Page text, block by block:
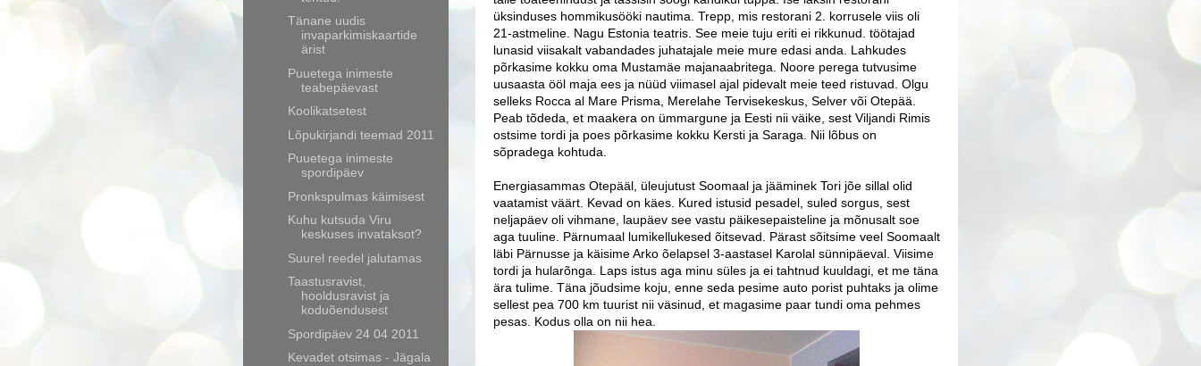
üksinduses hommikusööki nautima. Trepp, mis restorani 2. korrusele viis oli
21-astmeline. Nagu Estonia teatris. See meie tuju eriti ei rikkunud. töötajad
lunasid viisakalt vabandades juhatajale meie mure edasi anda. Lahkudes
põrkasime kokku oma Mustamäe majanaabritega. Noore perega tutvusime
uusaasta ööl maja ees ja nüüd viimasel ajal pidevalt meie teed ristuvad. Olgu
selleks Rocca al Mare Prisma, Merelahe Tervisekeskus, Selver või Otepää.
Peab tõdeda, et maakera on ümmargune ja Eesti nii väike, sest Viljandi Rimis
ostsime tordi ja poes põrkasime kokku Kersti ja Saraga. Nii lõbus on
sõpradega kohtuda.
Energiasammas Otepääl, üleujutust Soomaal ja jääminek Tori jõe sillal olid
vaatamist väärt. Kevad on käes. Kured istusid pesadel, suled sorgus, sest
neljapäev oli vihmane, laupäev see vastu päikesepaisteline ja mõnusalt soe
aga tuuline. Pärnumaal lumikellukesed õitsevad. Pärast sõitsime veel Soomaalt
läbi Pärnusse ja käisime Arko õelapsel 3-aastasel Karolal sünnipäeval. Viisime
tordi ja hularõnga. Laps istus aga minu süles ja ei tahtnud kuuldagi, et me täna
ära tulime. Täna jõudsime koju, enne seda pesime auto porist puhtaks ja olime
sellest pea 700 km tuurist nii väsinud, et magasime paar tundi oma pehmes
pesas. Kodus olla on nii hea.
Tänane uudis
invaparkimiskaartide
ärist
Puuetega inimeste
teabepäevast
Koolikatsetest
Lõpukirjandi teemad 2011
Puuetega inimeste
spordipäev
Pronkspulmas käimisest
Kuhu kutsuda Viru
keskuses invataksot?
Suurel reedel jalutamas
Taastusravist,
hooldusravist ja
koduõendusest
Spordipäev 24 04 2011
Kevadet otsimas - Jägala